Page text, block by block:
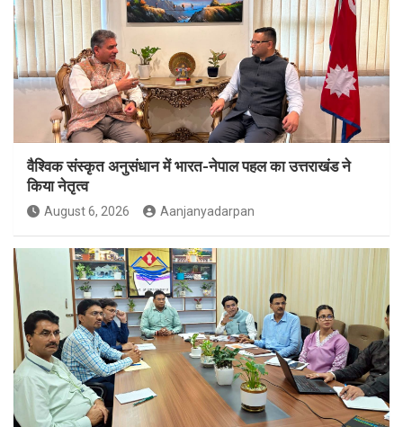
वैश्विक संस्कृत अनुसंधान में भारत-नेपाल पहल का उत्तराखंड ने
किया नेतृत्व
August 6, 2026 Aanjanyadarpan